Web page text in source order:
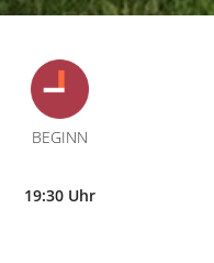
BEGINN
19:30 Uhr